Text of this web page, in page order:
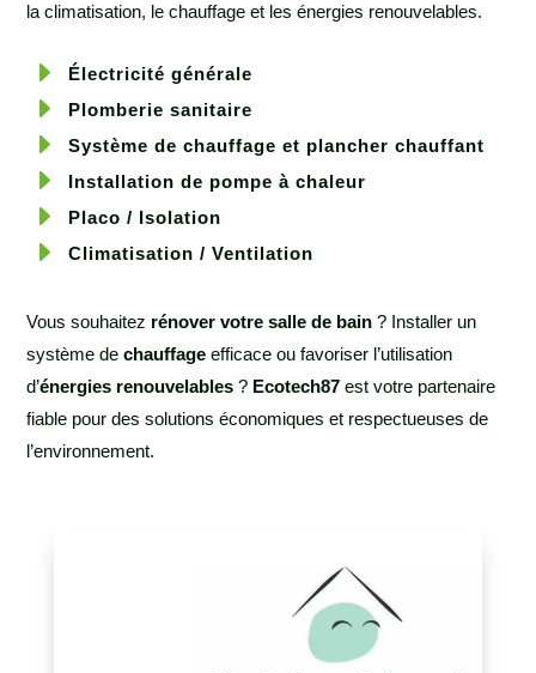
la climatisation, le chauffage et les énergies renouvelables.
E Électricité générale
E Plomberie sanitaire
E Système de chauffage et plancher chauffant
E Installation de pompe à chaleur
E Placo / Isolation
E Climatisation / Ventilation
Vous souhaitez rénover votre salle de bain ? Installer un
système dechauffage efficace ou favoriser l’utilisation
d’énergies renouvelables ? Ecotech87 est votre partenaire
fiable pour des solutions économiques et respectueuses de
l’environnement.